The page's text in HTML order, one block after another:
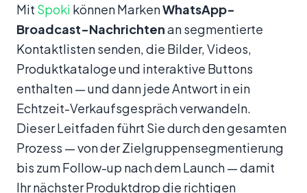
Mit Spoki können MarkenWhatsApp-
Broadcast-Nachrichtenan segmentierte
Kontaktlisten senden, die Bilder, Videos,
Produktkataloge und interaktive Buttons
enthalten — und dann jede Antwort in ein
Echtzeit-Verkaufsgespräch verwandeln.
Dieser Leitfaden führt Sie durch den gesamten
Prozess — von der Zielgruppensegmentierung
bis zum Follow-up nach dem Launch — damit
Ihr nächster Produktdrop die richtigen